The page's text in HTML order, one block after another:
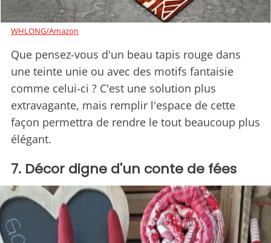
WHLONG/Amazon
Que pensez-vous d'un beau tapis rouge dans
une teinte unie ou avec des motifs fantaisie
comme celui-ci ? C'est une solution plus
extravagante, mais remplir l'espace de cette
façon permettra de rendre le tout beaucoup plus
élégant.
7. Décor digne d'un conte de fées